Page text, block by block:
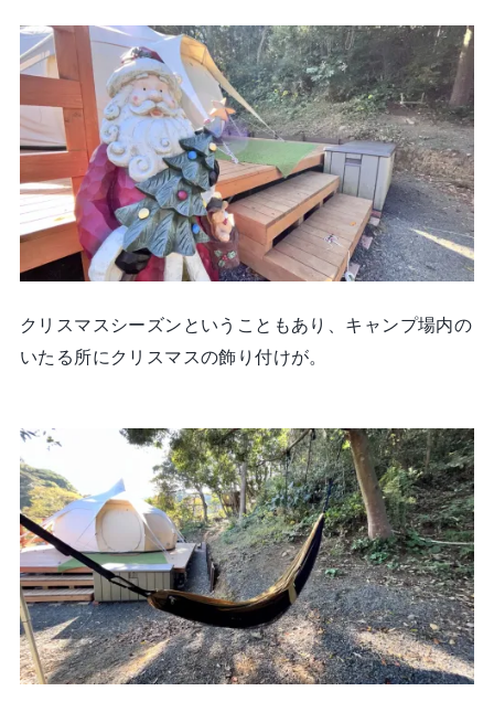
クリスマスシーズンということもあり、キャンプ場内の
いたる所にクリスマスの飾り付けが。